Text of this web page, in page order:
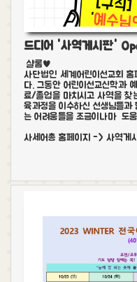
드디어 '사역게시판'
샬롬♥
사단법인 세계어린이선교회
다. 그동안 어린이선교신학과
료/졸업을 마치시고 사역을 찾
육과정을 이수하신 선생님들
는 어려움들을 조금이나마 도
사세어총 홈페이지 -> 사역게